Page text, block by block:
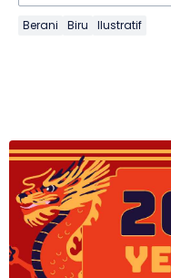
Berani Biru Ilustratif